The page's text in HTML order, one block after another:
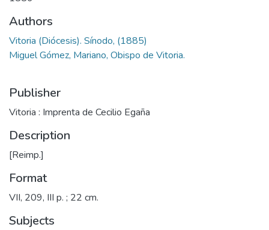
Authors
Vitoria (Diócesis). Sínodo, (1885)
Miguel Gómez, Mariano, Obispo de Vitoria.
Publisher
Vitoria : Imprenta de Cecilio Egaña
Description
[Reimp.]
Format
VII, 209, III p. ; 22 cm.
Subjects